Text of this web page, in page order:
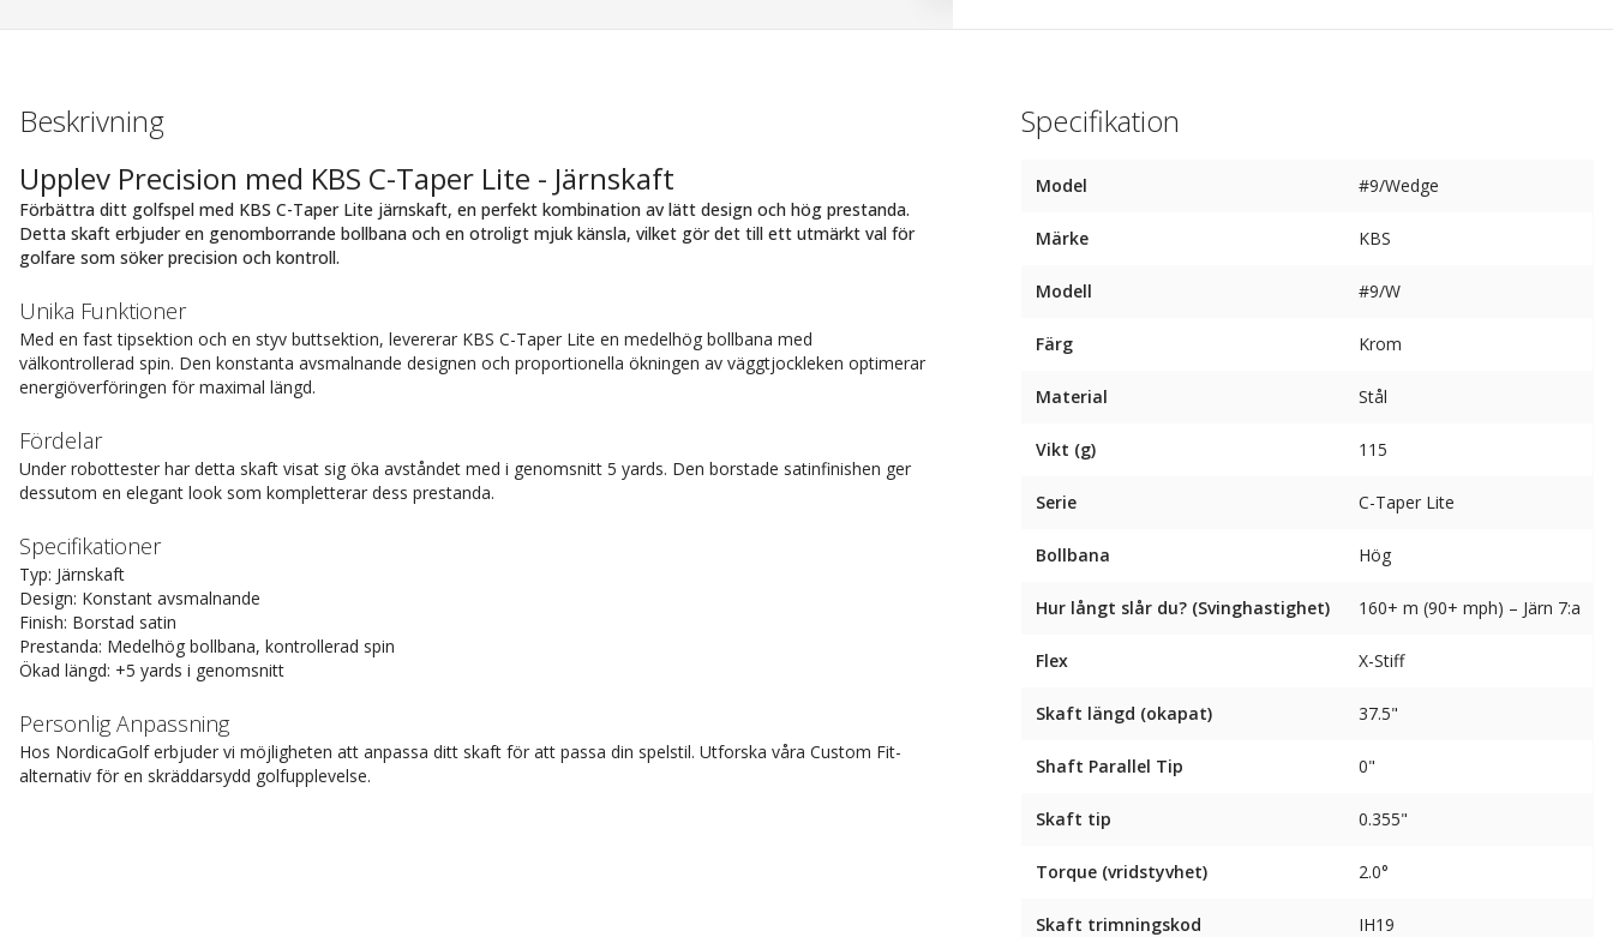
Beskrivning
Upplev Precision med KBS C-Taper Lite - Järnskaft
Förbättra ditt golfspel med KBS C-Taper Lite järnskaft, en perfekt kombination av lätt design och hög prestanda.
Detta skaft erbjuder en genomborrande bollbana och en otroligt mjuk känsla, vilket gör det till ett utmärkt val för
golfare som söker precision och kontroll.
Unika Funktioner
Med en fast tipsektion och en styv buttsektion, levererar KBS C-Taper Lite en medelhög bollbana med
välkontrollerad spin. Den konstanta avsmalnande designen och proportionella ökningen av väggtjockleken optimerar
energiöverföringen för maximal längd.
Fördelar
Under robottester har detta skaft visat sig öka avståndet med i genomsnitt 5 yards. Den borstade satinfinishen ger
dessutom en elegant look som kompletterar dess prestanda.
Specifikationer
Typ: Järnskaft
Design: Konstant avsmalnande
Finish: Borstad satin
Prestanda: Medelhög bollbana, kontrollerad spin
Ökad längd: +5 yards i genomsnitt
Personlig Anpassning
Hos NordicaGolf erbjuder vi möjligheten att anpassa ditt skaft för att passa din spelstil. Utforska våra Custom Fit-
alternativ för en skräddarsydd golfupplevelse.
Specifikation
Model #9/Wedge
Märke KBS
Modell #9/W
Färg Krom
Material Stål
Vikt (g) 115
Serie C-Taper Lite
Bollbana Hög
Hur långt slår du? (Svinghastighet) 160+ m (90+ mph) – Järn 7:a
Flex X-Stiff
Skaft längd (okapat) 37.5"
Shaft Parallel Tip 0"
Skaft tip 0.355"
Torque (vridstyvhet) 2.0°
Skaft trimningskod IH19